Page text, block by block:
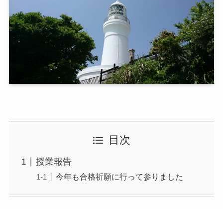
目次
授業報告
今年も合格祈願に行って参りました